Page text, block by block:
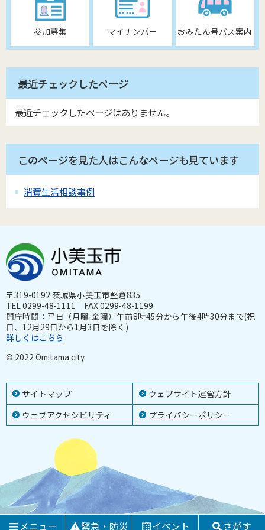
参加募集 マイナンバー おみたん号バス案内
最近チェックしたページ
最近チェックしたページはありません。
このページを見た人はこんなページも見ています
消費生活相談事例
サイトマップ
ウェブサイト運営方針
ウェブアクセシビリティ
プライバシーポリシー
〒319-0192 茨城県小美玉市堅倉835
TEL 0299-48-1111 FAX 0299-48-1199
開庁時間：平日（月曜-金曜）午前8時45分から午後4時30分まで(祝
日、12月29日から1月3日を除く)
詳しくはこちら
© 2022 Omitama city.
メニュー 緊急・防災 イベント さがす